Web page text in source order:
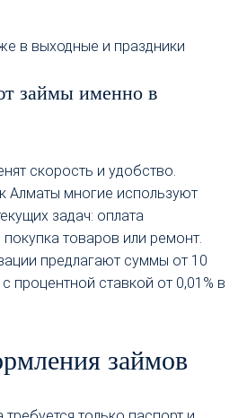
в выходные и праздники
займы именно в
скорость и удобство.
Алматы многие используют
задач: оплата
товаров или ремонт.
предлагают суммы от 10
процентной ставкой от 0,01% в
займов